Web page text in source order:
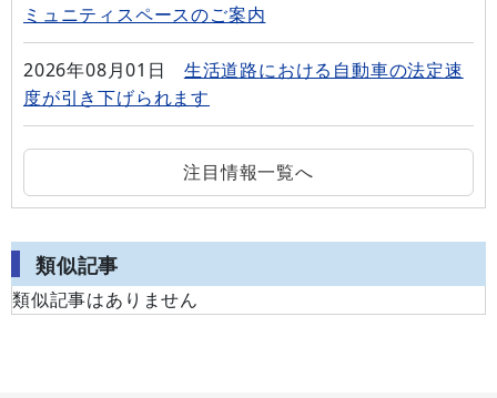
ミュニティスペースのご案内
2026年08月01日
生活道路における自動車の法定速
度が引き下げられます
注目情報一覧へ
類似記事
類似記事はありません